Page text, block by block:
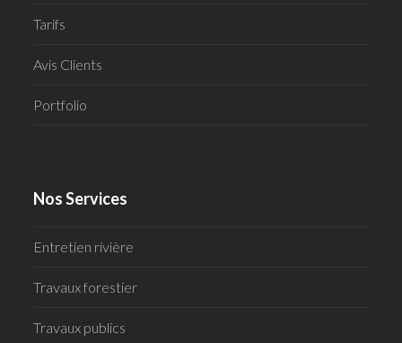
Tarifs
Avis Clients
Portfolio
Nos Services
Entretien rivière
Travaux forestier
Travaux publics